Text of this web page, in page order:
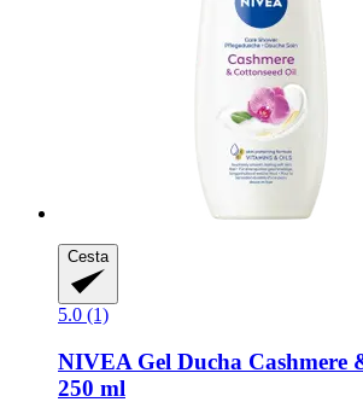
Cesta
5.0 (1)
NIVEA Gel Ducha Cashmere
250 ml